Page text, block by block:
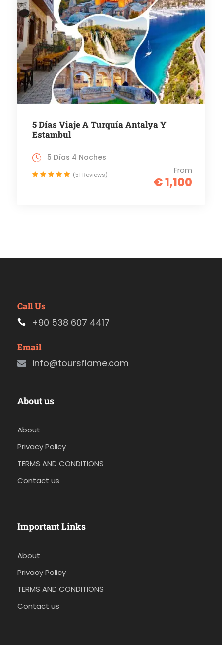
5 Días Viaje A Turquía Antalya Y
Estambul
From
€ 1,100
5 Días 4 Noches
(51 Reviews)
Call Us
+90 538 607 4417
Email
info@toursflame.com
About us
About
Privacy Policy
TERMS AND CONDITIONS
Contact us
Important Links
About
Privacy Policy
TERMS AND CONDITIONS
Contact us